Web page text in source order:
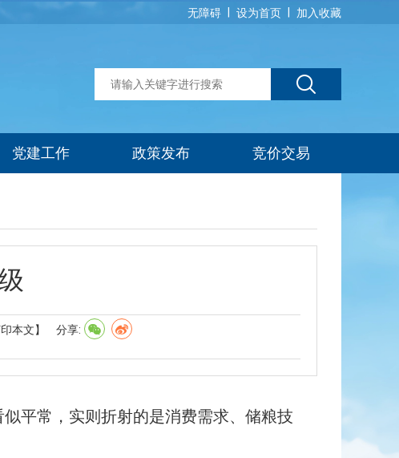
无障碍 设为首页 加入收藏
党建工作 政策发布 竞价交易
印本文】 分享:
平常，实则折射的是消费需求、储粮技